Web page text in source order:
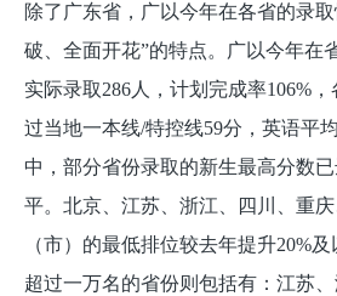
除了广东省，广以今年在各省的录
破、全面开花”的特点。广以今年在
实际录取286人，计划完成率106%
过当地一本线/特控线59分，英语平
中，部分省份录取的新生最高分数
平。北京、江苏、浙江、四川、重
（市）的最低排位较去年提升20%
超过一万名的省份则包括有：江苏、